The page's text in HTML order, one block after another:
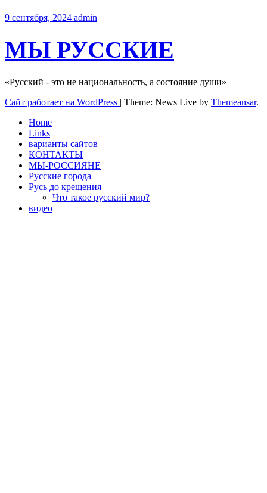
9 сентября, 2024 admin
МЫ РУССКИЕ
«Русский - это не национальность, а состояние души»
Сайт работает на WordPress | Theme: News Live by Themeansar.
Home
Links
варианты сайтов
КОНТАКТЫ
МЫ-РОССИЯНЕ
Русские города
Русь до крещения
Что такое русский мир?
видео